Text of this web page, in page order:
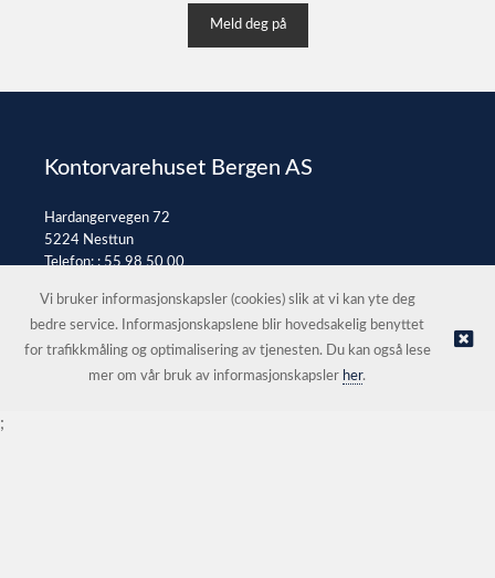
Meld deg på
Kontorvarehuset Bergen AS
Hardangervegen 72
5224 Nesttun
Telefon: :55 98 50 00
© Kontorvarehuset Bergen AS |Nettbutikk levert av Kréatif
Vi bruker informasjonskapsler (cookies) slik at vi kan yte deg
bedre service. Informasjonskapslene blir hovedsakelig benyttet
for trafikkmåling og optimalisering av tjenesten. Du kan også lese
mer om vår bruk av informasjonskapsler her.
;